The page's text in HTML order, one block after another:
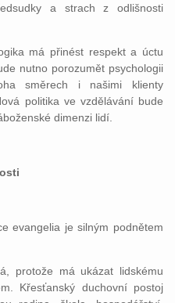
a strach z odlišnosti
má přinést respekt a úctu
nutno porozumět psychologii
směrech i našimi klienty
politika ve vzdělávání bude
dimenzi lidí.
evangelia je silným podnětem
protože má ukázat lidskému
Křesťanský duchovní postoj